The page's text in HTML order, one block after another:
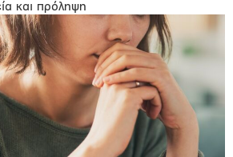
και πρόληψη